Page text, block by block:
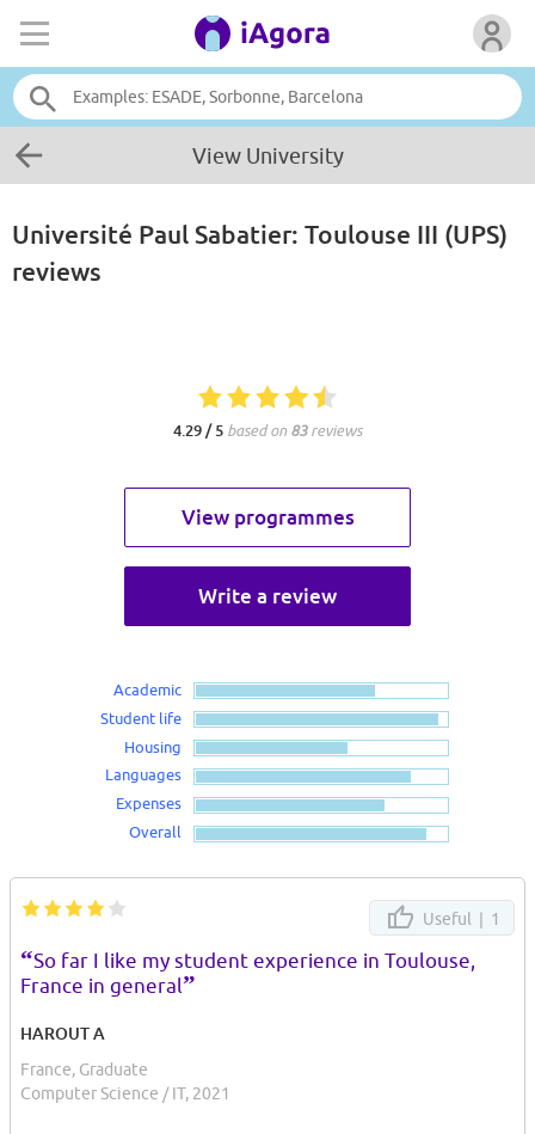
View University
Université Paul Sabatier: Toulouse III (UPS)
reviews
4.29 / 5 based on 83reviews
View programmes
Write a review
Academic
Student life
Housing
Languages
Expenses
Overall
Useful | 1
“So far I like my student experience in Toulouse,
France in general”
HAROUT A
France, Graduate
Computer Science / IT, 2021